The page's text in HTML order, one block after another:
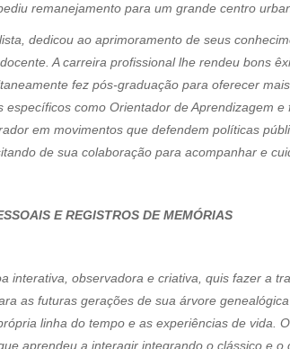
remanejamento para um grande centro
dedicou ao aprimoramento de seus
A carreira profissional lhe rendeu bons
fez pós-graduação para oferecer
específicos como Orientador de Aprendizagem
em movimentos que defendem políticas
de sua colaboração para acompanhar e
E REGISTROS DE MEMÓRIAS
interativa, observadora e criativa, quis fazer a
as futuras gerações de sua árvore
linha do tempo e as experiências de vida.
aprendeu a interagir integrando o clássico e